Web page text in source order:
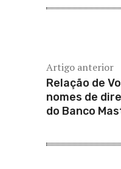
Artigo anterior
Relação de
nomes de
do Banco